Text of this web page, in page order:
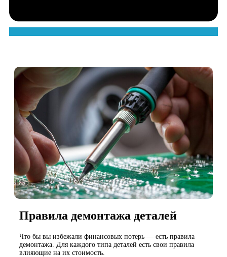
Правила демонтажа деталей
Что бы вы избежали финансовых потерь — есть правила
демонтажа. Для каждого типа деталей есть свои правила
влияющие на их стоимость.